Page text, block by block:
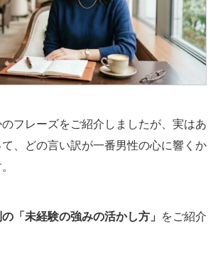
フレーズをご紹介しましたが、実はあ
、どの言い訳が一番男性の心に響くか
「未経験の強みの活かし方」
をご紹介